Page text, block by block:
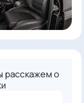
расскажем о